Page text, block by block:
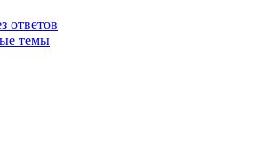
ответов
темы